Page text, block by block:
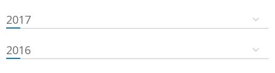
2017
2016